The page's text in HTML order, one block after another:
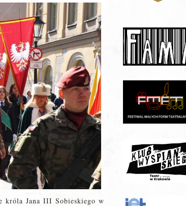
króla Jana III Sobieskiego w